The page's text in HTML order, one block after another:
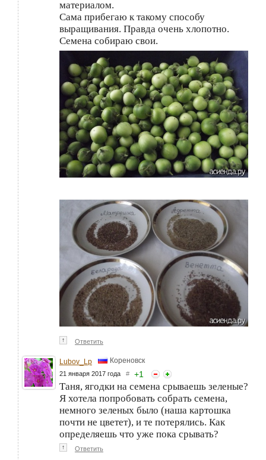
материалом.
Сама прибегаю к такому способу
выращивания. Правда очень хлопотно.
Семена собираю свои.
↑ Ответить
Lubov_Lp Кореновск
21 января 2017 года # +1
Таня, ягодки на семена срываешь зеленые?
Я хотела попробовать собрать семена,
немного зеленых было (наша картошка
почти не цветет), и те потерялись. Как
определяешь что уже пока срывать?
↑ Ответить